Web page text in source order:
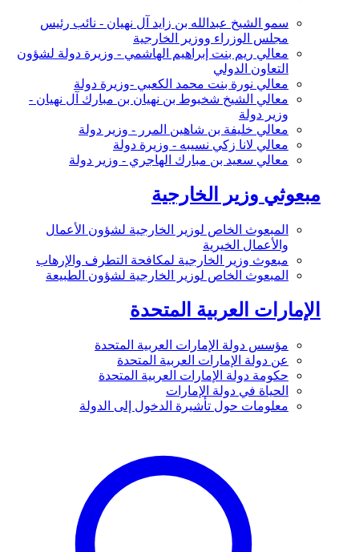
سمو الشيخ عبدالله بن زايد آل نهيان - نائب رئيس
مجلس الوزراء ووزير الخارجية
معالي ريم بنت إبراهيم الهاشمي - وزيرة دولة لشؤون
التعاون الدولي
معالي نورة بنت محمد الكعبي -وزيرة دولة
معالي الشيخ شخبوط بن نهيان بن مبارك آل نهيان -
وزير دولة
معالي خليفة بن شاهين المرر - وزير دولة
معالي لانا زكي نسيبه - وزيرة دولة
معالي سعيد بن مبارك الهاجري - وزير دولة
مبعوثي وزير الخارجية
المبعوث الخاص لوزير الخارجية لشؤون الأعمال
والأعمال الخيرية
مبعوث وزير الخارجية لمكافحة التطرف والإرهاب
المبعوث الخاص لوزير الخارجية لشؤون الطبيعة
الإمارات العربية المتحدة
مؤسس دولة الإمارات العربية المتحدة
عن دولة الإمارات العربية المتحدة
حكومة دولة الإمارات العربية المتحدة
الحياة في دولة الإمارات
معلومات حول تأشيرة الدخول إلى الدولة